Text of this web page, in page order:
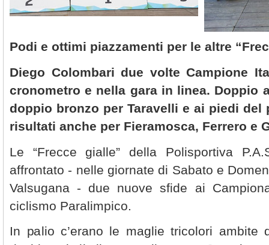
Podi e ottimi piazzamenti per le altre
Diego Colombari due volte Campione
cronometro e nella gara in linea. Doppio
doppio bronzo per Taravelli e ai piedi del
risultati anche per Fieramosca, Ferrero e
Le “Frecce gialle” della Polisportiva
affrontato - nelle giornate di Sabato e
Valsugana - due nuove sfide ai
ciclismo Paralimpico.
In palio c’erano le maglie tricolori ambite